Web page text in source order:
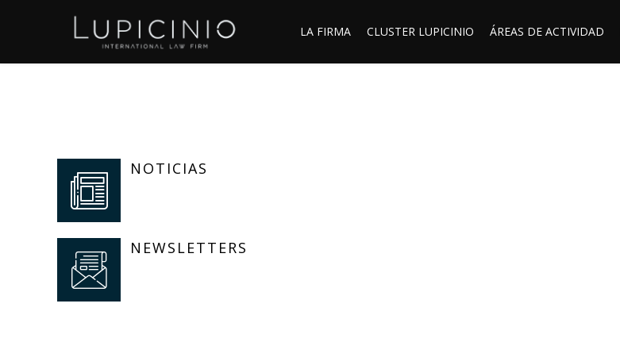
LA FIRMA CLUSTER LUPICINIO ÁREAS DE ACTIVIDAD
NOTICIAS
NEWSLETTERS